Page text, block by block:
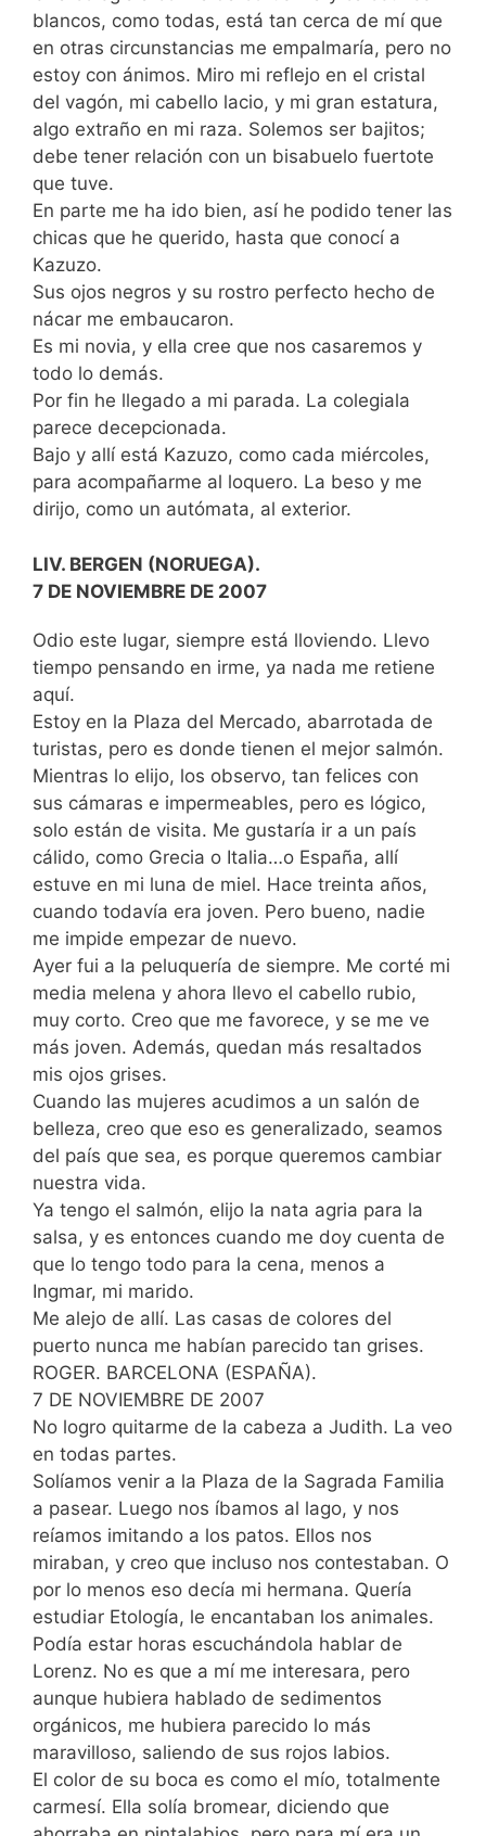
blancos, como todas, está tan cerca de mí que
en otras circunstancias me empalmaría, pero no
estoy con ánimos. Miro mi reflejo en el cristal
del vagón, mi cabello lacio, y mi gran estatura,
algo extraño en mi raza. Solemos ser bajitos;
debe tener relación con un bisabuelo fuertote
que tuve.
En parte me ha ido bien, así he podido tener las
chicas que he querido, hasta que conocí a
Kazuzo.
Sus ojos negros y su rostro perfecto hecho de
nácar me embaucaron.
Es mi novia, y ella cree que nos casaremos y
todo lo demás.
Por fin he llegado a mi parada. La colegiala
parece decepcionada.
Bajo y allí está Kazuzo, como cada miércoles,
para acompañarme al loquero. La beso y me
dirijo, como un autómata, al exterior.
LIV. BERGEN (NORUEGA).
7 DE NOVIEMBRE DE 2007
Odio este lugar, siempre está lloviendo. Llevo
tiempo pensando en irme, ya nada me retiene
aquí.
Estoy en la Plaza del Mercado, abarrotada de
turistas, pero es donde tienen el mejor salmón.
Mientras lo elijo, los observo, tan felices con
sus cámaras e impermeables, pero es lógico,
solo están de visita. Me gustaría ir a un país
cálido, como Grecia o Italia…o España, allí
estuve en mi luna de miel. Hace treinta años,
cuando todavía era joven. Pero bueno, nadie
me impide empezar de nuevo.
Ayer fui a la peluquería de siempre. Me corté mi
media melena y ahora llevo el cabello rubio,
muy corto. Creo que me favorece, y se me ve
más joven. Además, quedan más resaltados
mis ojos grises.
Cuando las mujeres acudimos a un salón de
belleza, creo que eso es generalizado, seamos
del país que sea, es porque queremos cambiar
nuestra vida.
Ya tengo el salmón, elijo la nata agria para la
salsa, y es entonces cuando me doy cuenta de
que lo tengo todo para la cena, menos a
Ingmar, mi marido.
Me alejo de allí. Las casas de colores del
puerto nunca me habían parecido tan grises.
ROGER. BARCELONA (ESPAÑA).
7 DE NOVIEMBRE DE 2007
No logro quitarme de la cabeza a Judith. La veo
en todas partes.
Solíamos venir a la Plaza de la Sagrada Familia
a pasear. Luego nos íbamos al lago, y nos
reíamos imitando a los patos. Ellos nos
miraban, y creo que incluso nos contestaban. O
por lo menos eso decía mi hermana. Quería
estudiar Etología, le encantaban los animales.
Podía estar horas escuchándola hablar de
Lorenz. No es que a mí me interesara, pero
aunque hubiera hablado de sedimentos
orgánicos, me hubiera parecido lo más
maravilloso, saliendo de sus rojos labios.
El color de su boca es como el mío, totalmente
carmesí. Ella solía bromear, diciendo que